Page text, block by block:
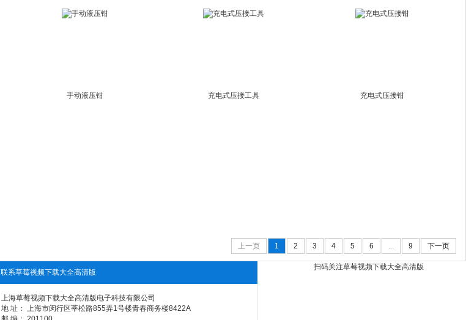
手动液压钳 充电式压接工具 充电式压接钳
上一页 1 2 3 4 5 6 ... 9 下一页
联系草莓视频下载大全高清版
上海草莓视频下载大全高清版电子科技有限公司
地 址： 上海市闵行区莘松路855弄1号楼青春商务楼8422A
扫码关注草莓视频下载大全高清版